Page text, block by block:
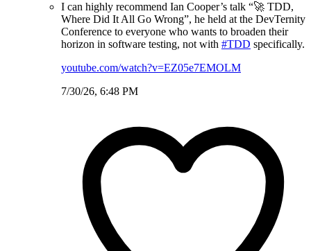
I can highly recommend Ian Cooper’s talk “🚀 TDD,
Where Did It All Go Wrong”, he held at the DevTernity
Conference to everyone who wants to broaden their
horizon in software testing, not with #TDD specifically.
youtube.com/watch?v=EZ05e7EMOLM
7/30/26, 6:48 PM